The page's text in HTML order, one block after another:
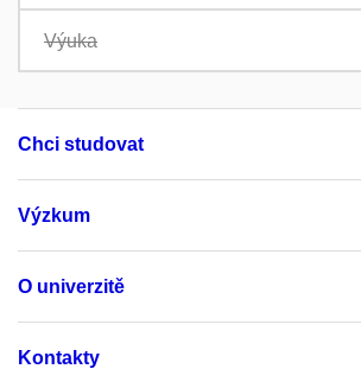
Výuka
Chci studovat
Výzkum
O univerzitě
Kontakty